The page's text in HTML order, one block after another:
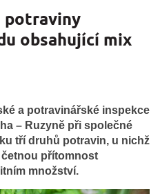
potraviny
obsahující mix
a potravinářské inspekce
– Ruzyně při společné
tří druhů potravin, u nichž
přítomnost
množství.